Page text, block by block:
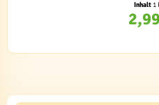
Inhalt 1